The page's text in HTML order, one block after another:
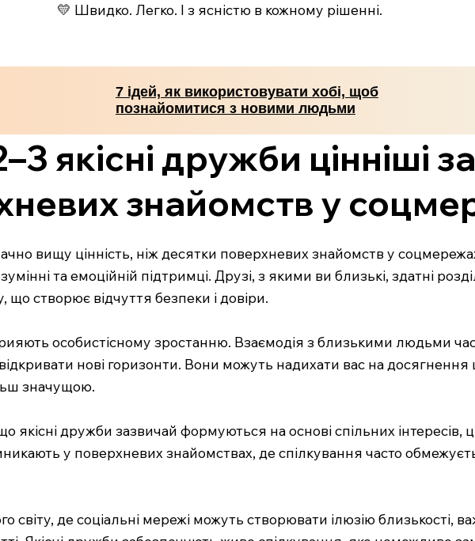
💛 Швидко. Легко. І з ясністю в кожному рішенні.
7 ідей, як використовувати хобі, щоб
познайомитися з новими людьми
якісні дружби цінніші
знайомств у
вищу цінність, ніж десятки поверхневих знайомств у
та емоційній підтримці. Друзі, з якими ви близькі, здатні
що створює відчуття безпеки і довіри.
особистісному зростанню. Взаємодія з близькими людьми
нові горизонти. Вони можуть надихати вас на
значущою.
якісні дружби зазвичай формуються на основі спільних інтересів,
у поверхневих знайомствах, де спілкування часто
світу, де соціальні мережі можуть створювати ілюзію